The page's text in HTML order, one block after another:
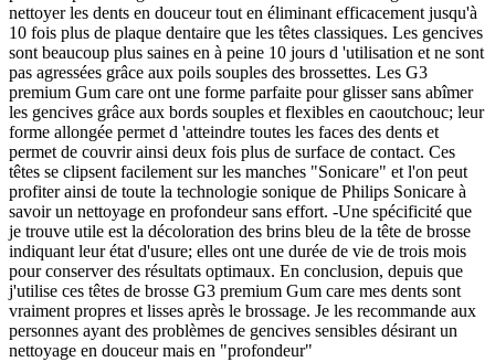
nettoyer les dents en douceur tout en éliminant efficacement jusqu'à
10 fois plus de plaque dentaire que les têtes classiques. Les gencives
sont beaucoup plus saines en à peine 10 jours d 'utilisation et ne sont
pas agressées grâce aux poils souples des brossettes. Les G3
premium Gum care ont une forme parfaite pour glisser sans abîmer
les gencives grâce aux bords souples et flexibles en caoutchouc; leur
forme allongée permet d 'atteindre toutes les faces des dents et
permet de couvrir ainsi deux fois plus de surface de contact. Ces
têtes se clipsent facilement sur les manches "Sonicare" et l'on peut
profiter ainsi de toute la technologie sonique de Philips Sonicare à
savoir un nettoyage en profondeur sans effort. -Une spécificité que
je trouve utile est la décoloration des brins bleu de la tête de brosse
indiquant leur état d'usure; elles ont une durée de vie de trois mois
pour conserver des résultats optimaux. En conclusion, depuis que
j'utilise ces têtes de brosse G3 premium Gum care mes dents sont
vraiment propres et lisses après le brossage. Je les recommande aux
personnes ayant des problèmes de gencives sensibles désirant un
nettoyage en douceur mais en "profondeur"